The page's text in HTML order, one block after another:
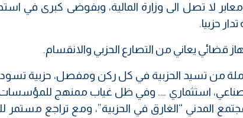
لا تصل الى وزارة المالية، وبفوضى كبرى في
حزبيا.
قضائي يعاني من التصارع الحزبي والانقسام.
من تسيد الحزبية في كل ركن ومفصل، حزبية
صناعي، استثماري …. وفي ظل غياب ممنهج للمؤسسات
المدني “الغارق في الحزبية”، ومع تراجع مستمر